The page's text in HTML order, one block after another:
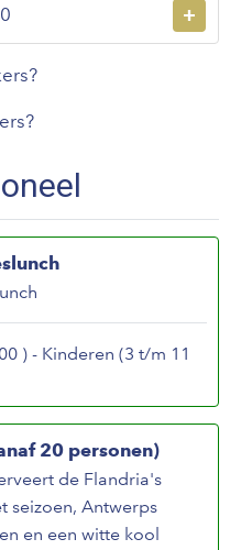
+
) - Kinderen (3 t/m 11
20 personen)
de Flandria's
seizoen, Antwerps
en een witte kool